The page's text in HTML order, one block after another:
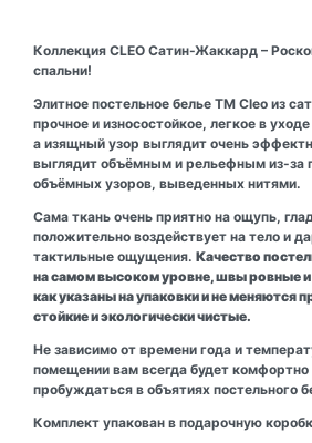
Коллекция CLEO Сатин-Жаккард –
спальни!
Элитное постельное белье ТМ Cleo из
прочное и износостойкое, легкое в
а изящный узор выглядит очень
выглядит объёмным и рельефным из-за
объёмных узоров, выведенных нитями.
Сама ткань очень приятно на ощупь,
положительно воздействует на тело и
тактильные ощущения. Качество
на самом высоком уровне, швы ровные
как указаны на упаковки и не меняются
стойкие и экологически чистые.
Не зависимо от времени года и
помещении вам всегда будет комфортно
пробуждаться в объятиях постельного
Комплект упакован в подарочную